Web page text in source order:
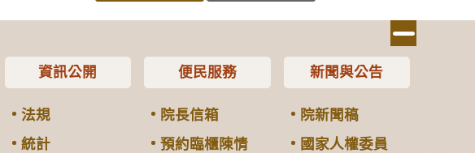
資訊公開
法規
統計
便民服務
院長信箱
預約臨櫃陳情
新聞與公告
院新聞稿
國家人權委員